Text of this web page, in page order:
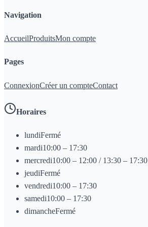
Navigation
AccueilProduitsMon compte
Pages
ConnexionCréer un compteContact
Horaires
lundiFermé
mardi10:00 – 17:30
mercredi10:00 – 12:00 / 13:30 – 17:30
jeudiFermé
vendredi10:00 – 17:30
samedi10:00 – 17:30
dimancheFermé